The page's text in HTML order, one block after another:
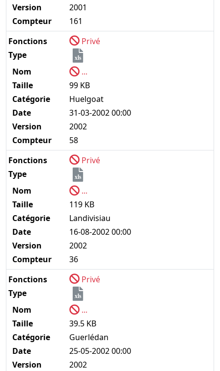
Version
2001
Compteur
161
Fonctions
Privé
Type
xls
Nom
...
Taille
99 KB
Catégorie
Huelgoat
Date
31-03-2002 00:00
Version
2002
Compteur
58
Fonctions
Privé
Type
xls
Nom
...
Taille
119 KB
Catégorie
Landivisiau
Date
16-08-2002 00:00
Version
2002
Compteur
36
Fonctions
Privé
Type
xls
Nom
...
Taille
39.5 KB
Catégorie
Guerlédan
Date
25-05-2002 00:00
Version
2002